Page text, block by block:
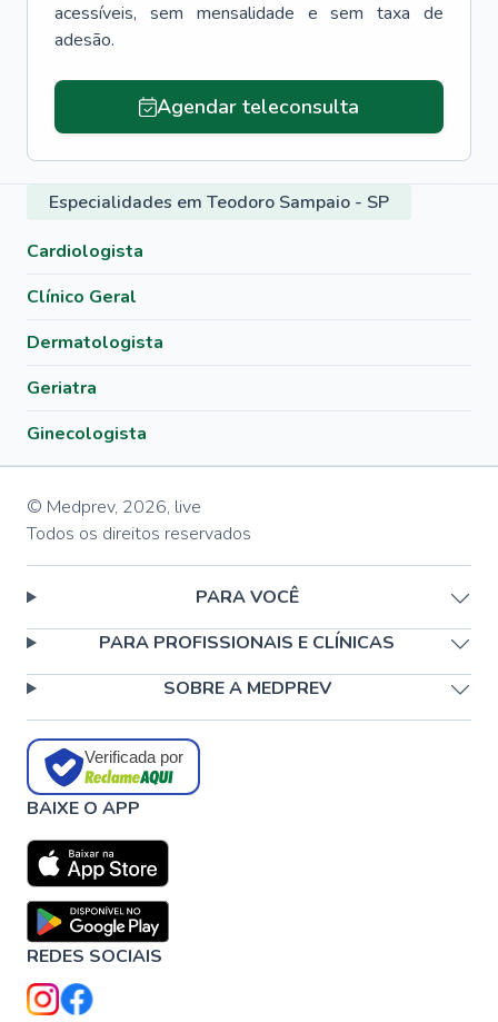
acessíveis, sem mensalidade e sem taxa de
adesão.
Agendar teleconsulta
Especialidades em Teodoro Sampaio - SP
Cardiologista
Clínico Geral
Dermatologista
Geriatra
Ginecologista
© Medprev, 2026, live
Todos os direitos reservados
PARA VOCÊ
PARA PROFISSIONAIS E CLÍNICAS
SOBRE A MEDPREV
Verificada por
BAIXE O APP
REDES SOCIAIS